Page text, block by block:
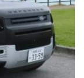
、沖縄での特別
ニバースレンタ
るレンタカーとし
より鮮やかに彩